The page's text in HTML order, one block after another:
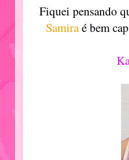
Fiquei pensando
Samiraé bem